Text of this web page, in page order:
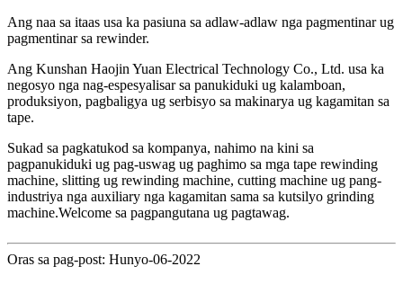
Ang naa sa itaas usa ka pasiuna sa adlaw-adlaw nga pagmentinar ug
pagmentinar sa rewinder.
Ang Kunshan Haojin Yuan Electrical Technology Co., Ltd. usa ka
negosyo nga nag-espesyalisar sa panukiduki ug kalamboan,
produksiyon, pagbaligya ug serbisyo sa makinarya ug kagamitan sa
tape.
Sukad sa pagkatukod sa kompanya, nahimo na kini sa
pagpanukiduki ug pag-uswag ug paghimo sa mga tape rewinding
machine, slitting ug rewinding machine, cutting machine ug pang-
industriya nga auxiliary nga kagamitan sama sa kutsilyo grinding
machine.Welcome sa pagpangutana ug pagtawag.
Oras sa pag-post: Hunyo-06-2022